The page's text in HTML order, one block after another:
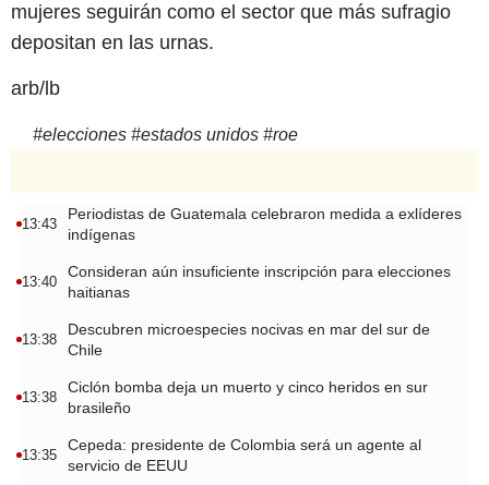
mujeres seguirán como el sector que más sufragio
depositan en las urnas.
arb/lb
#elecciones #estados unidos #roe
13:43
Periodistas de Guatemala celebraron medida a exlíderes
indígenas
13:40
Consideran aún insuficiente inscripción para elecciones
haitianas
13:38
Descubren microespecies nocivas en mar del sur de
Chile
13:38
Ciclón bomba deja un muerto y cinco heridos en sur
brasileño
13:35
Cepeda: presidente de Colombia será un agente al
servicio de EEUU